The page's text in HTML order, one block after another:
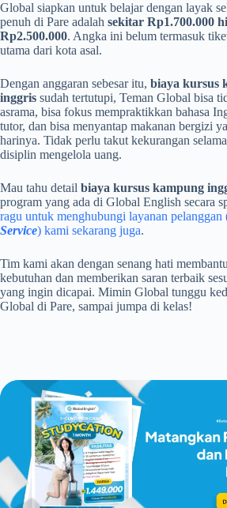
Global siapkan untuk belajar dengan layak
penuh di Pare adalah sekitar Rp1.700.000
Rp2.500.000. Angka ini belum termasuk
utama dari kota asal.
Dengan anggaran sebesar itu, biaya kursus
inggris sudah tertutupi, Teman Global bisa
asrama, bisa fokus mempraktikkan bahasa
tutor, dan bisa menyantap makanan bergizi
harinya. Tidak perlu takut kekurangan
disiplin mengelola uang.
Mau tahu detail biaya kursus kampung
program yang ada di Global English secara
ragu untuk menghubungi layanan pelanggan
Service) kami sekarang juga.
Tim kami akan dengan senang hati
kebutuhan dan memberikan saran terbaik
yang ingin dicapai. Mimin Global tunggu
Global di Pare, sampai jumpa di kelas!